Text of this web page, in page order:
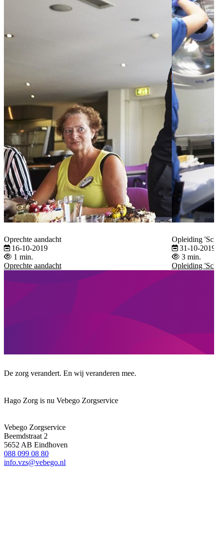
Oprechte aandacht
16-10-2019
1 min.
Oprechte aandacht
Opleiding
31-10-2019
3 min.
Opleiding
De zorg verandert. En wij veranderen mee.
Hago Zorg is nu Vebego Zorgservice
Vebego Zorgservice
Beemdstraat 2
5652 AB Eindhoven
088 099 08 80
info.vzs@vebego.nl